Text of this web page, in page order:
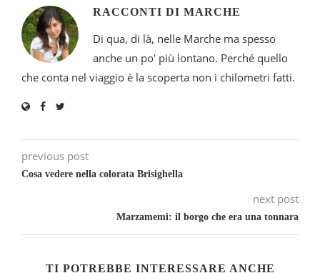
RACCONTI DI MARCHE
Di qua, di là, nelle Marche ma spesso
anche un po' più lontano. Perché quello
che conta nel viaggio è la scoperta non i chilometri fatti.
previous post
Cosa vedere nella colorata Brisighella
next post
Marzamemi: il borgo che era una tonnara
TI POTREBBE INTERESSARE ANCHE